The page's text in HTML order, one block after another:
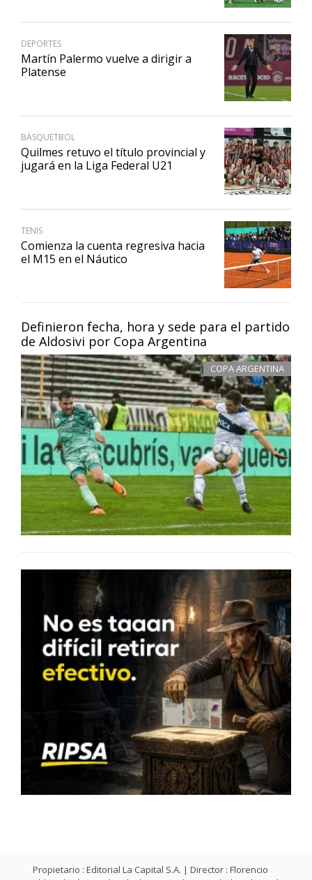
Definieron fecha, hora y sede para el partido
de Aldosivi por Copa Argentina
COPA ARGENTINA
DEPORTES
Martín Palermo vuelve a dirigir a
Platense
BÁSQUETBOL
Quilmes retuvo el título provincial y
jugará en la Liga Federal U21
TENIS
Comienza la cuenta regresiva hacia
el M15 en el Náutico
Propietario : Editorial La Capital S.A. | Director : Florencio